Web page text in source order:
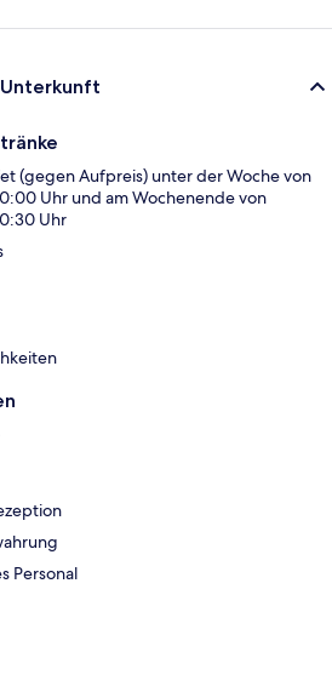
(gegen Aufpreis) unter der Woche von
Uhr und am Wochenende von
Uhr
Personal